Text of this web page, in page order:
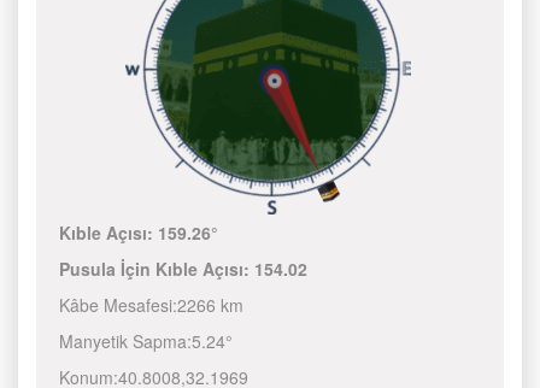
Kıble Açısı: 159.26°
Pusula İçin Kıble Açısı: 154.02
Kâbe Mesafesi:2266 km
Manyetik Sapma:5.24°
Konum:40.8008,32.1969